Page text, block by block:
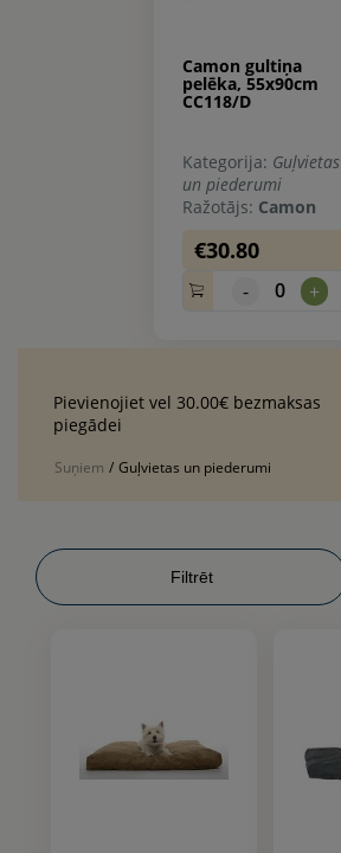
Camon gultiņa
pelēka, 55x90cm
CC118/D
Kategorija: Guļvietas
un piederumi
Ražotājs: Camon
€30.80
- 0 +
Pievienojiet vel 30.00€ bezmaksas
piegādei
Suņiem / Guļvietas un piederumi
Filtrēt